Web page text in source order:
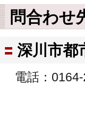
問合わせ
深川市都
電話：